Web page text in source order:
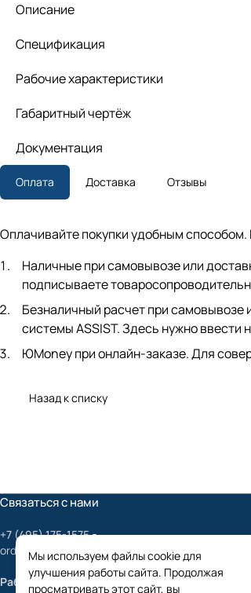
Описание
Спецификация
Рабочие характеристики
Габаритный чертёж
Документация
Оплата Доставка Отзывы
Оплачивайте покупки удобным
Наличные при самовывозе или
подписываете
Безналичный расчет при самовывозе
системы ASSIST. Здесь нужно ввести
ЮMoney при онлайн-заказе. Для
Назад к списку
Связаться с нами
+7 (495) 175-1575
order@mygrundfos.ru
Работаем только с юридическими лицами
Мы используем файлы cookie для
улучшения работы сайта. Продолжая
просматривать этот сайт, вы